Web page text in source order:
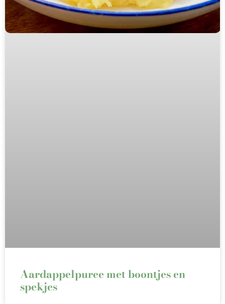
Aardappelpuree met boontjes en
spekjes⁠